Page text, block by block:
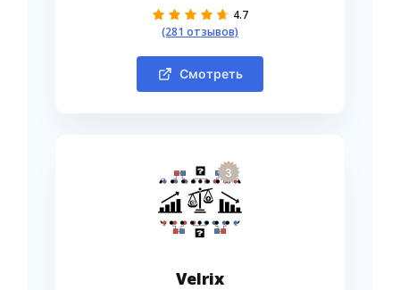
4.7
(281 отзывов)
Смотреть
3
Velrix